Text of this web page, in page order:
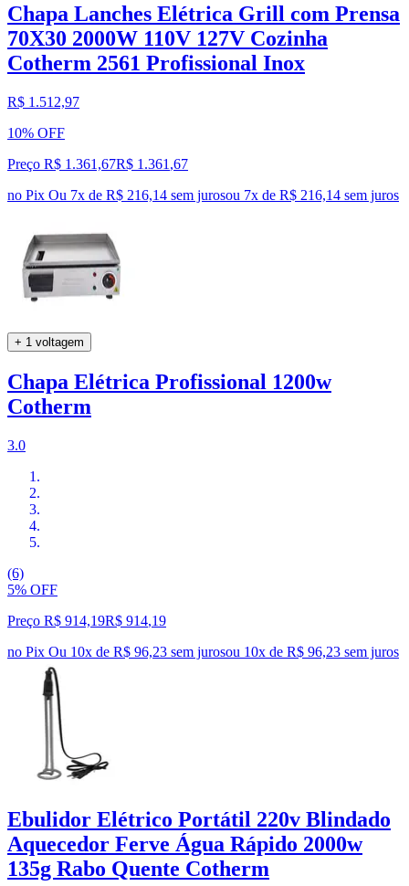
Chapa Lanches Elétrica Grill com Prensa
70X30 2000W 110V 127V Cozinha
Cotherm 2561 Profissional Inox
R$ 1.512,97
10% OFF
Preço R$ 1.361,67R$ 1.361 ,67
no Pix Ou 7x de R$ 216,14 sem jurosou 7x de R$ 216,14 sem juros
+ 1 voltagem
Chapa Elétrica Profissional 1200w
Cotherm
3.0
(6)
5% OFF
Preço R$ 914,19R$ 914,19
no Pix Ou 10x de R$ 96,23 sem jurosou 10x de R$ 96,23 sem juros
Ebulidor Elétrico Portátil 220v Blindado
Aquecedor Ferve Água Rápido 2000w
135g Rabo Quente Cotherm